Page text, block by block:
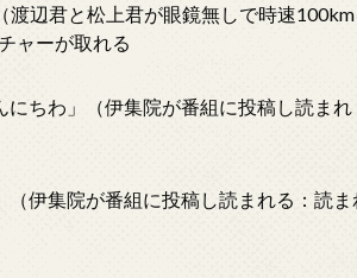
辺君と松上君が眼鏡無しで時速
ャーが取れる
ちわ」（伊集院が番組に投稿し読まれ
伊集院が番組に投稿し読まれる：読ま